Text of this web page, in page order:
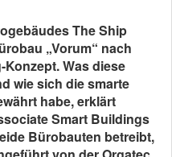
The Ship
„Vorum“ nach
Was diese
wie sich die smarte
habe, erklärt
Smart Buildings
Bürobauten betreibt,